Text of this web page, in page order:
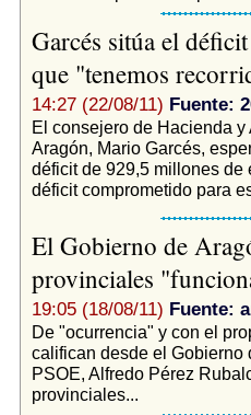
Garcés sitúa el
que "tenemos
14:27 (22/08/11) Fuente:
El consejero de Hacienda
Aragón, Mario Garcés,
déficit de 929,5 millones de
déficit comprometido para
El Gobierno de
provinciales
19:05 (18/08/11) Fuente:
De "ocurrencia" y con el
califican desde el Gobierno
PSOE, Alfredo Pérez
provinciales...